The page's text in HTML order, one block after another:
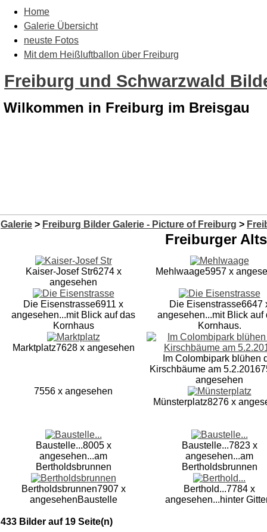
Home
Galerie Übersicht
neuste Fotos
Mit dem Heißluftballon über Freiburg
Freiburg und Schwarzwald
Wilkommen in Freiburg im Breisgau
Galerie > Freiburg Bilder Galerie - Picture of Freiburg >
Freiburger
Kaiser-Josef Str6274 x
angesehen
Mehlwaage5957 x
Die Eisenstrasse6911 x
angesehen...mit Blick auf das
Kornhaus
Die Eisenstrasse6647
angesehen...mit Blick auf
Kornhaus.
Marktplatz7628 x angesehen
Im Colombipark blühen
Kirschbäume am 5.2.2016
angesehen
7556 x angesehen
Münsterplatz8276 x
Baustelle...8005 x
angesehen...am
Bertholdsbrunnen
Baustelle...7823 x
angesehen...am
Bertholdsbrunnen
Bertholdsbrunnen7907 x
angesehenBaustelle
Berthold...7784 x
angesehen...hinter
433 Bilder auf 19 Seite(n)